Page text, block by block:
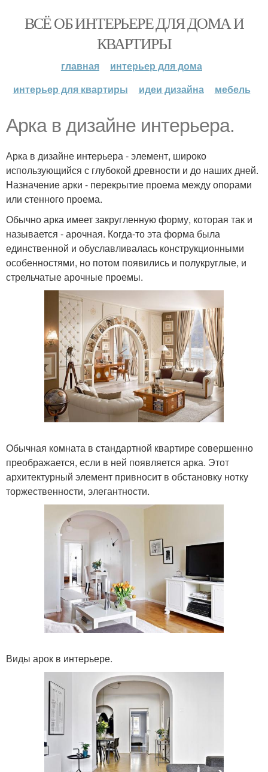
ВСЁ ОБ ИНТЕРЬЕРЕ ДЛЯ ДОМА И
КВАРТИРЫ
главная
интерьер для дома
интерьер для квартиры
идеи дизайна мебель
Арка в дизайне интерьера.
Арка в дизайне интерьера - элемент, широко
использующийся с глубокой древности и до наших дней.
Назначение арки - перекрытие проема между опорами
или стенного проема.
Обычно арка имеет закругленную форму, которая так и
называется - арочная. Когда-то эта форма была
единственной и обуславливалась конструкционными
особенностями, но потом появились и полукруглые, и
стрельчатые арочные проемы.
Обычная комната в стандартной квартире совершенно
преображается, если в ней появляется арка. Этот
архитектурный элемент привносит в обстановку нотку
торжественности, элегантности.
Виды арок в интерьере.